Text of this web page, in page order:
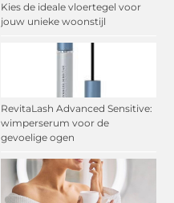
Kies de ideale vloertegel voor
jouw unieke woonstijl
RevitaLash Advanced Sensitive:
wimperserum voor de
gevoelige ogen